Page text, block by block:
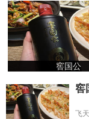
窖国公
窖
飞